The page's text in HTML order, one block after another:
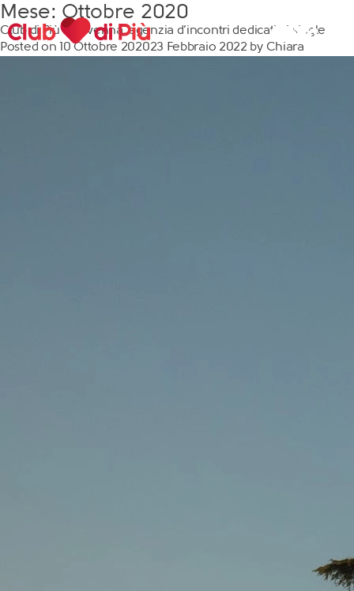
Mese: Ottobre 2020
Club di Più a Ravenna, agenzia d’incontri dedicati ai single
Posted on 10 Ottobre 202023 Febbraio 2022 by Chiara